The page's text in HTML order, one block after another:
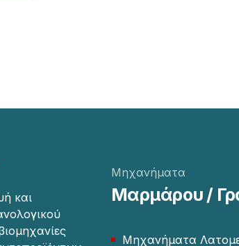
και
Μηχανήματα
Μαρμάρου /
Μηχανήματα